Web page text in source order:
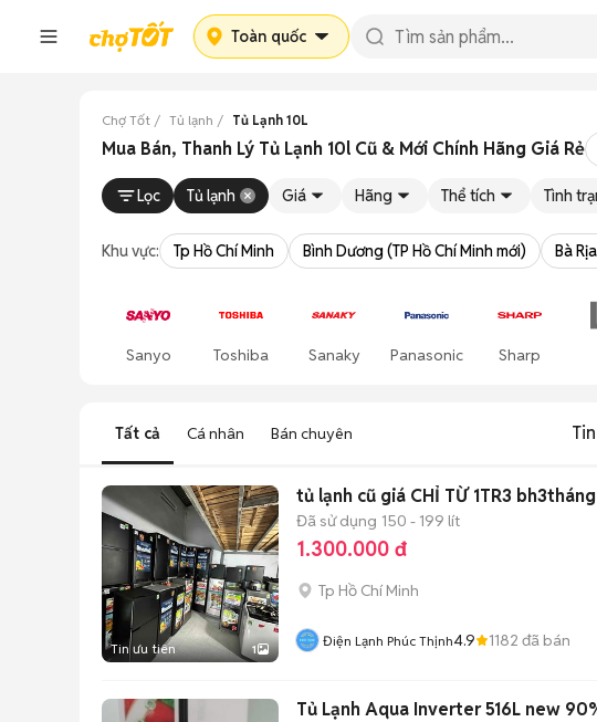
Toàn quốc
Chợ Tốt Tủ lạnh Tủ Lạnh 10L
Mua Bán, Thanh Lý Tủ Lạnh 10l Cũ & Mới Chính Hãng Giá Rẻ
Lọc Tủ lạnh Giá Hãng Thể tích Tình
Khu vực: Tp Hồ Chí Minh Bình Dương (TP Hồ Chí Minh mới) Bà
Sanyo Toshiba Sanaky Panasonic Sharp
Tất cả Cá nhân Bán chuyên
Tin ưu tiên 1
tủ lạnh cũ giá CHỈ TỪ 1TR3
Đã sử dụng 150 - 199 lít
1.300.000 đ
Tp Hồ Chí Minh
Điện Lạnh Phúc Thịnh4.9 1182 đã bán
Tủ Lạnh Aqua Inverter 516L new